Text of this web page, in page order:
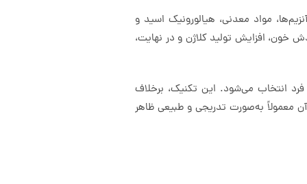
مواد معدنی، هیالورونیک اسید و
خون، افزایش تولید کلاژن و در نهایت،
انتخاب می‌شود. این تکنیک، برخلاف
معمولاً به‌صورت تدریجی و طبیعی ظاهر